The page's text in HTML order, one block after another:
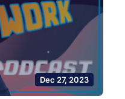
Dec 27, 2023